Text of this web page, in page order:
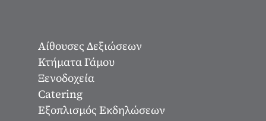
Αίθουσες Δεξιώσεων
Κτήματα Γάμου
Ξενοδοχεία
Catering
Εξοπλισμός Εκδηλώσεων